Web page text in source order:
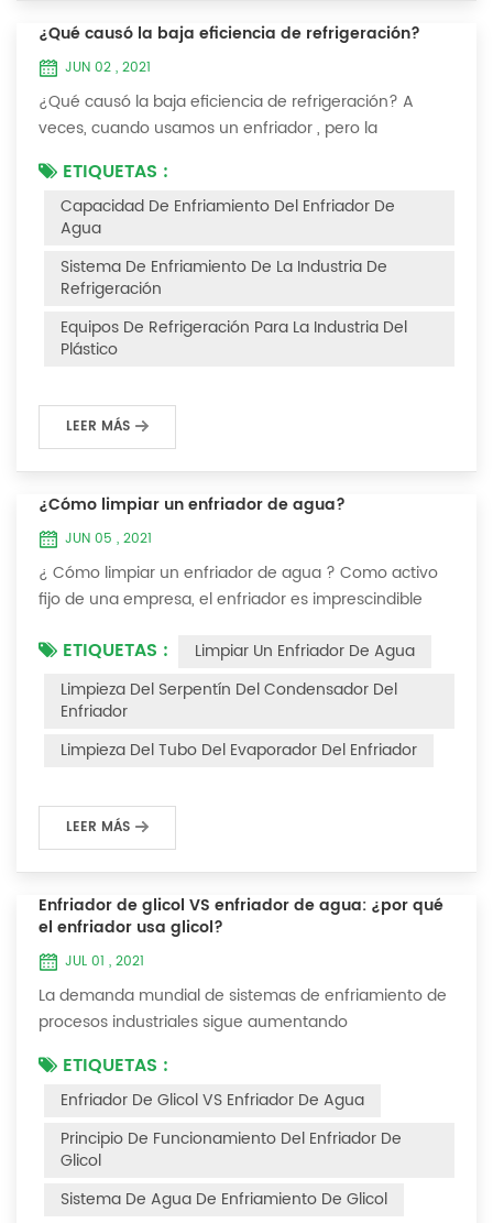
¿Qué causó la baja eficiencia de refrigeración?
JUN 02 , 2021
¿Qué causó la baja eficiencia de refrigeración? A
veces, cuando usamos un enfriador , pero la
enfriarse a cierta temperatura, ya no bajará más.
Hablemos ¿Qué causó la baja eficiencia de
refrigeración? 1. Fuga de refrigerante [análisis de falla]
Después de la fuga de refrigerante en el sistema, la
capacidad de enfriamiento es insuficiente, la presión...
ETIQUETAS :
Capacidad De Enfriamiento Del Enfriador De
Agua
Sistema De Enfriamiento De La Industria De
Refrigeración
Equipos De Refrigeración Para La Industria Del
Plástico
LEER MÁS
¿Cómo limpiar un enfriador de agua?
JUN 05 , 2021
¿ Cómo limpiar un enfriador de agua ? Como activo
fijo de una empresa, el enfriador es imprescindible
maximice su utilidad. Debido a que la operación a
largo plazo del enfriador causará incrustaciones
gruesas en la superficie del condensador, lo que
Por ejemplo, para que su eficiencia de trabaj...
ETIQUETAS :
Limpiar Un Enfriador De Agua
Limpieza Del Serpentín Del Condensador Del
Enfriador
Limpieza Del Tubo Del Evaporador Del Enfriador
LEER MÁS
Enfriador de glicol VS enfriador de agua: ¿por qué
el enfriador usa glicol?
JUL 01 , 2021
La demanda mundial de sistemas de enfriamiento de
procesos industriales sigue aumentando
inactividad mínimo son las claves para lograr procesos
industriales y comerciales consistentes y rentables.
Este artículo considerará la mejor manera de lograr la
temperatura óptima requerida para los procesos de
ETIQUETAS :
Enfriador De Glicol VS Enfriador De Agua
Principio De Funcionamiento Del Enfriador De
Glicol
Sistema De Agua De Enfriamiento De Glicol